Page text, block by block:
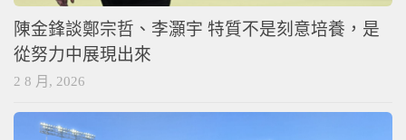
陳金鋒談鄭宗哲、李灝宇 特質不是刻意培養，是
從努力中展現出來
2 8 月, 2026